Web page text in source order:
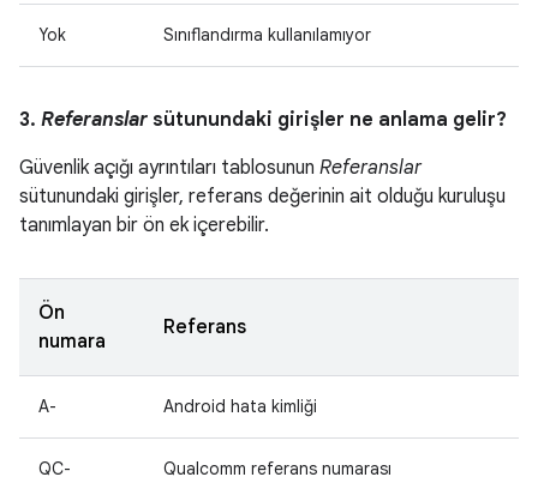
Yok Sınıflandırma kullanılamıyor
3. Referanslar sütunundaki girişler ne anlama gelir?
Güvenlik açığı ayrıntıları tablosunun Referanslar
sütunundaki girişler, referans değerinin ait olduğu kuruluşu
tanımlayan bir ön ek içerebilir.
Ön
numara
Referans
A- Android hata kimliği
QC- Qualcomm referans numarası